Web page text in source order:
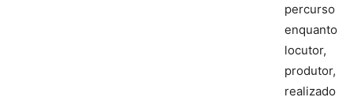
percurso
enquanto
locutor,
produtor,
realizado